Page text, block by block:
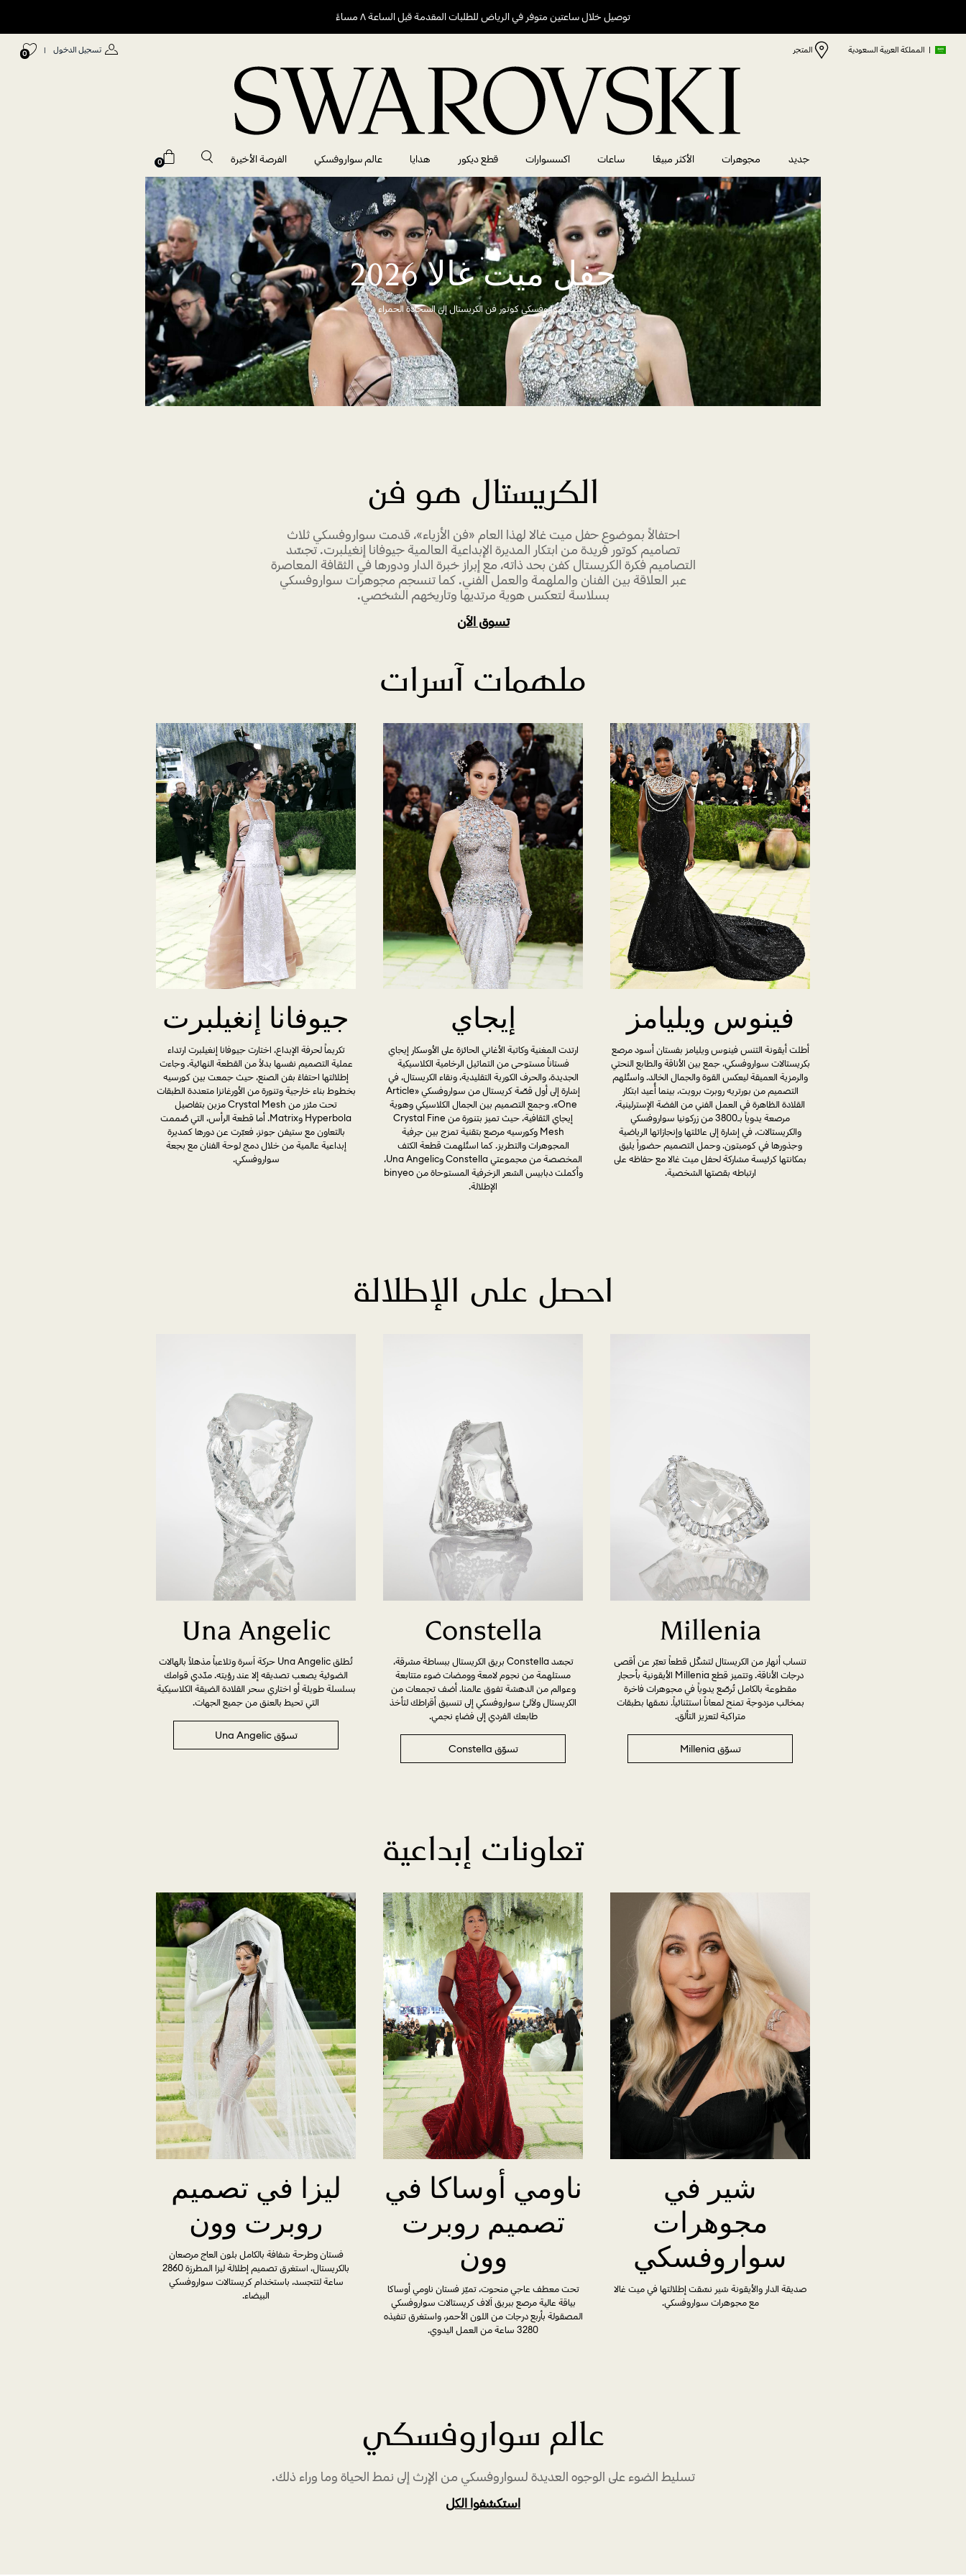
توصيل خلال ساعتين متوفر في الرياض للطلبات المقدمة قبل الساعة ٨ مساءً
| المملكة العربية السعودية المتجر تسجيل الدخول |
0
جديد مجوهرات الأكثر مبيعًا ساعات اكسسوارات قطع ديكور هدايا عالم سواروفسكي الفرصة الأخيرة 0
حفل ميت غالا 2026
تجلب سواروفسكي كوتور فن الكريستال إلى السجادة الحمراء
الكريستال هو فن
احتفالاً بموضوع حفل ميت غالا لهذا العام «فن الأزياء»، قدمت سواروفسكي ثلاث
تصاميم كوتور فريدة من ابتكار المديرة الإبداعية العالمية جيوفانا إنغيلبرت. تجسّد
التصاميم فكرة الكريستال كفن بحد ذاته، مع إبراز خبرة الدار ودورها في الثقافة المعاصرة
عبر العلاقة بين الفنان والملهمة والعمل الفني. كما تنسجم مجوهرات سواروفسكي
بسلاسة لتعكس هوية مرتديها وتاريخهم الشخصي.
تسوق الآن
ملهمات آسرات
فينوس ويليامز
أطلت أيقونة التنس فينوس ويليامز بفستان أسود مرصع
بكريستالات سواروفسكي، جمع بين الأناقة والطابع النحتي
والرمزية العميقة ليعكس القوة والجمال الخالد. واستُلهم
التصميم من بورتريه روبرت برويت، بينما أُعيد ابتكار
القلادة الظاهرة في العمل الفني من الفضة الإسترلينية،
مرصعة يدوياً بـ3800 من زركونيا سواروفسكي
والكريستالات، في إشارة إلى عائلتها وإنجازاتها الرياضية
وجذورها في كومبتون. وحمل التصميم حضوراً يليق
بمكانتها كرئيسة مشاركة لحفل ميت غالا مع حفاظه على
ارتباطه بقصتها الشخصية.
إيجاي
ارتدت المغنية وكاتبة الأغاني الحائزة على الأوسكار إيجاي
فستاناً مستوحى من التماثيل الرخامية الكلاسيكية
الجديدة، والحرف الكورية التقليدية، ونقاء الكريستال، في
إشارة إلى أول قصّة كريستال من سواروفسكي «Article
One». وجمع التصميم بين الجمال الكلاسيكي وهوية
إيجاي الثقافية، حيث تميز بتنورة من Crystal Fine
Mesh وكورسيه مرصع بتقنية تمزج بين حِرفية
المجوهرات والتطريز. كما استُلهمت قطعة الكتف
المخصصة من مجموعتي Constella وUna Angelic،
وأكملت دبابيس الشعر الزخرفية المستوحاة من binyeo
الإطلالة.
جيوفانا إنغيلبرت
تكريماً لحرفة الإبداع، اختارت جيوفانا إنغيلبرت ارتداء
عملية التصميم نفسها بدلاً من القطعة النهائية. وجاءت
إطلالتها احتفاءً بفن الصنع، حيث جمعت بين كورسيه
بخطوط بناء خارجية وتنورة من الأورغانزا متعددة الطبقات
تحت مئزر من Crystal Mesh مزين بتفاصيل
Hyperbola وMatrix. أما قطعة الرأس، التي صُممت
بالتعاون مع ستيفن جونز، فعبّرت عن دورها كمديرة
إبداعية عالمية من خلال دمج لوحة الفنان مع بجعة
سواروفسكي.
احصل على الإطلالة
Millenia
تنساب أنهار من الكريستال لتشكّل قطعاً تعبّر عن أقصى
درجات الأناقة. وتتميز قطع Millenia الأيقونية بأحجار
مقطوعة بالكامل تُرصّع يدوياً في مجوهرات فاخرة
بمخالب مزدوجة تمنح لمعاناً استثنائياً. نسّقها بطبقات
متراكبة لتعزيز التألق.
تسوّق Millenia
Constella
تجسّد Constella بريق الكريستال ببساطة مشرقة،
مستلهمة من نجوم لامعة وومضات ضوء متتابعة
وعوالم من الدهشة تفوق عالمنا. أضف تجمعات من
الكريستال ولآلئ سواروفسكي إلى تنسيق أقراطك لتأخذ
طابعك الفردي إلى فضاءٍ نجمي.
تسوّق Constella
Una Angelic
تُطلق Una Angelic حركة آسرة وتلاعباً مذهلاً بالهالات
الضوئية يصعب تصديقه إلا عند رؤيته. مدّدي قوامك
بسلسلة طويلة أو اختاري سحر القلادة الضيقة الكلاسيكية
التي تحيط بالعنق من جميع الجهات.
تسوّق Una Angelic
تعاونات إبداعية
شير في
مجوهرات
سواروفسكي
صديقة الدار والأيقونة شير نسّقت إطلالتها في ميت غالا
مع مجوهرات سواروفسكي.
ناومي أوساكا في
تصميم روبرت
وون
تحت معطف عاجي منحوت، تميّز فستان ناومي أوساكا
بياقة عالية مرصع ببريق آلاف كريستالات سواروفسكي
المصقولة بأربع درجات من اللون الأحمر، واستغرق تنفيذه
3280 ساعة من العمل اليدوي.
ليزا في تصميم
روبرت وون
فستان وطرحة شفافة بالكامل بلون العاج مرصعان
بالكريستال، استغرق تصميم إطلالة ليزا المطرزة 2860
ساعة لتتجسد، باستخدام كريستالات سواروفسكي
البيضاء.
عالم سواروفسكي
تسليط الضوء على الوجوه العديدة لسواروفسكي من الإرث إلى نمط الحياة وما وراء ذلك.
استكشفوا الكل